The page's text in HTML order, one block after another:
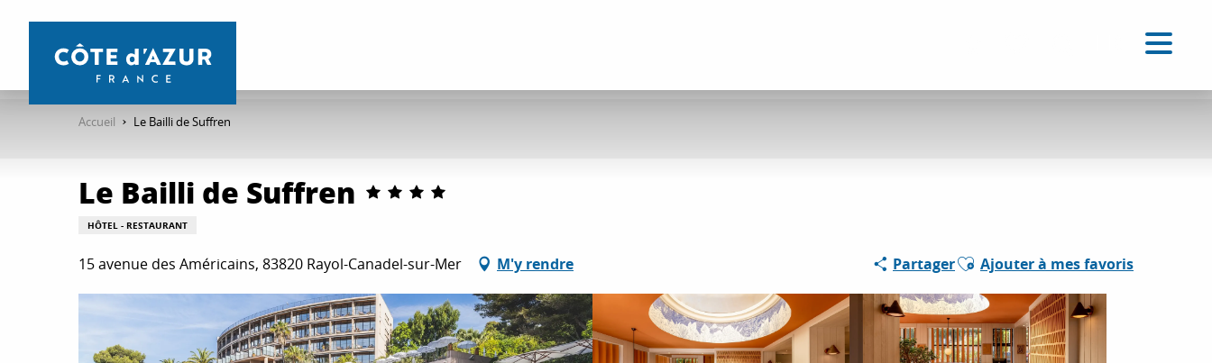
contenu
Accueil Le Bailli de Suffren
Le Bailli de Suffren
HÔTEL - RESTAURANT
15 avenue des Américains, 83820 Rayol-Canadel-sur-Mer M'y rendre PartagerAjouter aux favoris
Ajouter à mes favoris